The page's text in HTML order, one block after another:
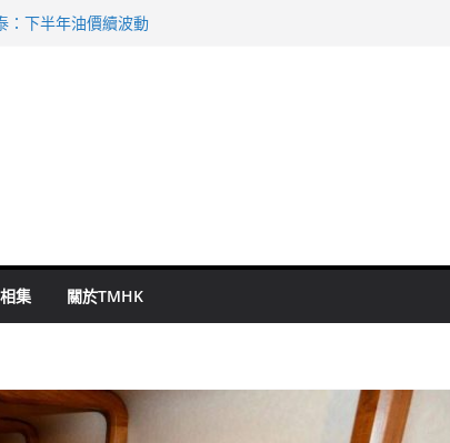
：下半年油價續波動
相集 關於TMHK